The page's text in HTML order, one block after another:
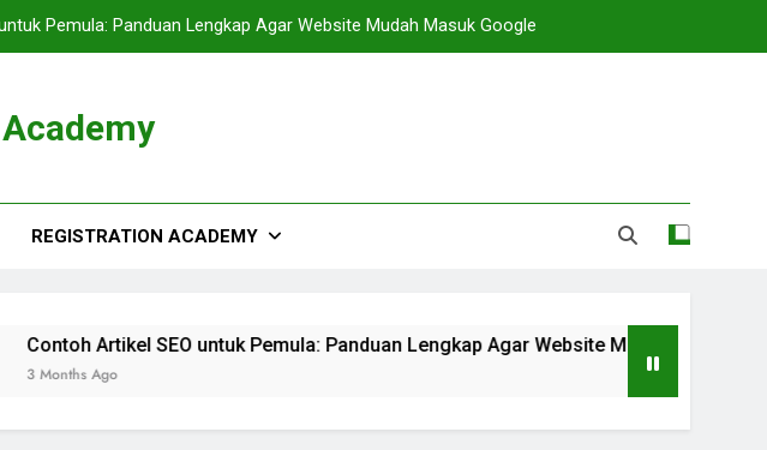
Pemula: Panduan Lengkap Agar Website Mudah Masuk Google
REGISTRATION ACADEMY
Contoh Artikel SEO untuk Pemula: Panduan Lengkap Agar Website Mudah Masuk
3 Months Ago